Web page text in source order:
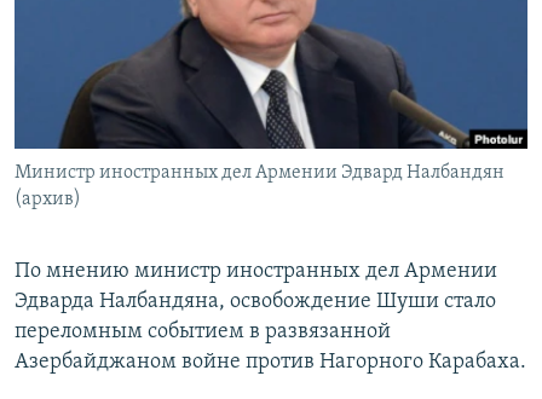
Հայերեն
English
Русский
Министр иностранных дел Армении Эдвард Налбандян
(архив)
По мнению министр иностранных дел Армении
Эдварда Налбандяна, освобождение Шуши стало
переломным событием в развязанной
Азербайджаном войне против Нагорного Карабаха.